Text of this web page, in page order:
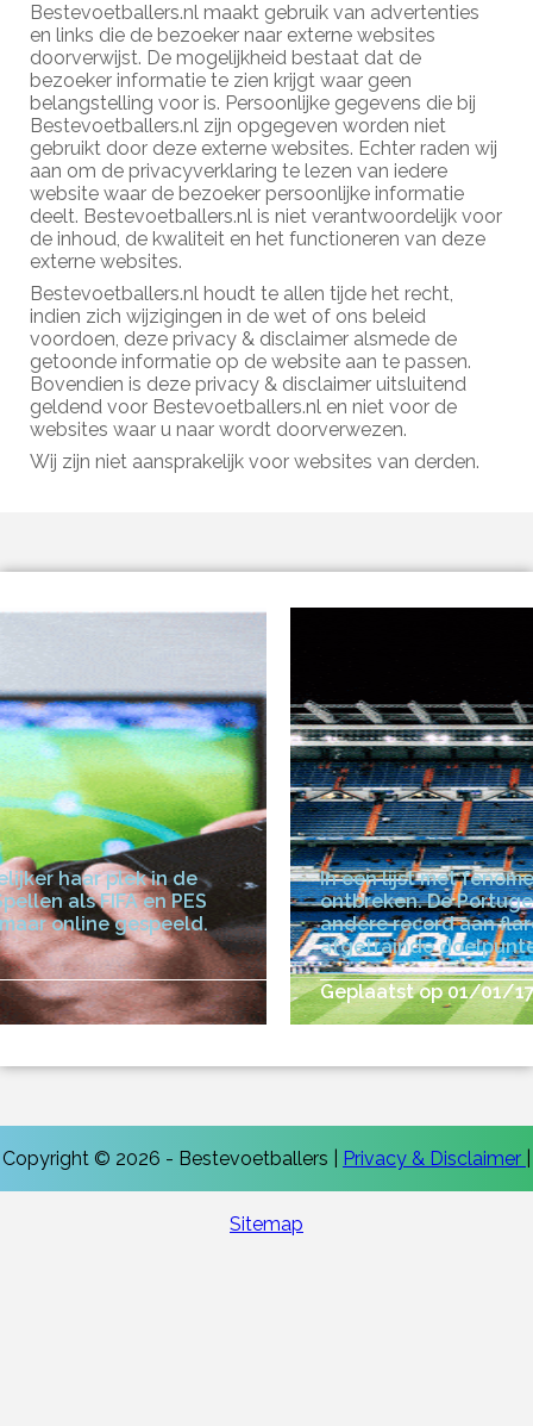
Bestevoetballers.nl maakt gebruik van advertenties
en links die de bezoeker naar externe websites
doorverwijst. De mogelijkheid bestaat dat de
bezoeker informatie te zien krijgt waar geen
belangstelling voor is. Persoonlijke gegevens die bij
Bestevoetballers.nl zijn opgegeven worden niet
gebruikt door deze externe websites. Echter raden wij
aan om de privacyverklaring te lezen van iedere
website waar de bezoeker persoonlijke informatie
deelt. Bestevoetballers.nl is niet verantwoordelijk voor
de inhoud, de kwaliteit en het functioneren van deze
externe websites.
Bestevoetballers.nl houdt te allen tijde het recht,
indien zich wijzigingen in de wet of ons beleid
voordoen, deze privacy & disclaimer alsmede de
getoonde informatie op de website aan te passen.
Bovendien is deze privacy & disclaimer uitsluitend
geldend voor Bestevoetballers.nl en niet voor de
websites waar u naar wordt doorverwezen.
Wij zijn niet aansprakelijk voor websites van derden.
haar plek in de
als FIFA en PES
online gespeeld.
In een lijst met
ontbreken. De
andere record aan
afgetrainde
Geplaatst op 01/01/
Copyright © 2026 - Bestevoetballers | Privacy & Disclaimer
Sitemap